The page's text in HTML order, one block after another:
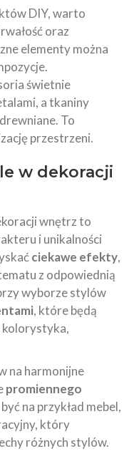
DIY, warto
oraz
elementy można
świetnie
a tkaniny
To
przestrzeni.
w dekoracji
wnętrz to
i unikalności
ciekawe efekty,
z odpowiednią
wyborze stylów
, które będą
kolorystyka,
na harmonijne
promiennego
na przykład mebel,
który
różnych stylów.